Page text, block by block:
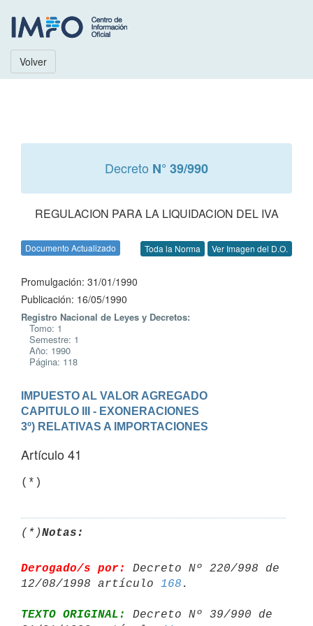
Volver
Decreto N° 39/990
REGULACION PARA LA LIQUIDACION DEL IVA
Documento Actualizado Toda la Norma Ver Imagen del D.O.
Promulgación: 31/01/1990
Publicación: 16/05/1990
Registro Nacional de Leyes y Decretos:
Tomo: 1
Semestre: 1
Año: 1990
Página: 118
IMPUESTO AL VALOR AGREGADO
CAPITULO III - EXONERACIONES
3º) RELATIVAS A IMPORTACIONES
Artículo 41
(*)Notas:
Derogado/s por:
Decreto Nº 220/998 de
12/08/1998 artículo 168
TEXTO ORIGINAL:
Decreto Nº 39/990 de